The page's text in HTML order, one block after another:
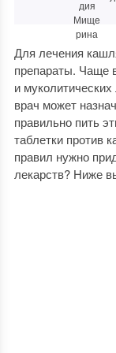
Для лечения
препараты. Чаще
и
врач может
правильно пить
таблетки против
правил нужно
лекарств? Ниже